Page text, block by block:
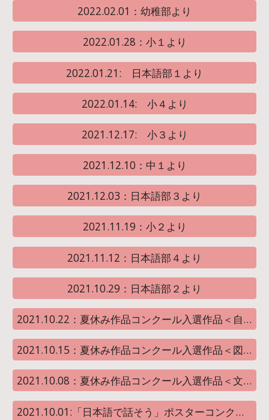
2022.02.01：幼稚部より
2022.01.28：小１より
2022.01.21: 日本語部１より
2022.01.14: 小４より
2021.12.17: 小３より
2021.12.10：中１より
2021.12.03：日本語部３より
2021.11.19：小２より
2021.11.12：日本語部４より
2021.10.29：日本語部２より
2021.10.22：夏休み作品コンクール入選作品＜自由研究＞
2021.10.15：夏休み作品コンクール入選作品＜図画工作＞
2021.10.08：夏休み作品コンクール入選作品＜文芸部門＞
2021.10.01:「日本語で話そう」ポスターコンクール入選作品紹介